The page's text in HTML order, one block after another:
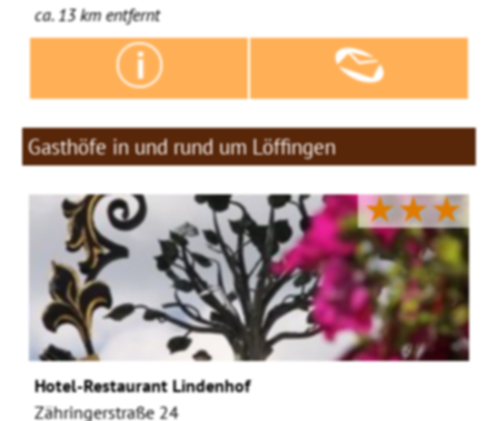
ca. 13 km entfernt
Gasthöfe in und rund um Löffingen
★★★
Hotel-Restaurant Lindenhof
Zähringerstraße 24